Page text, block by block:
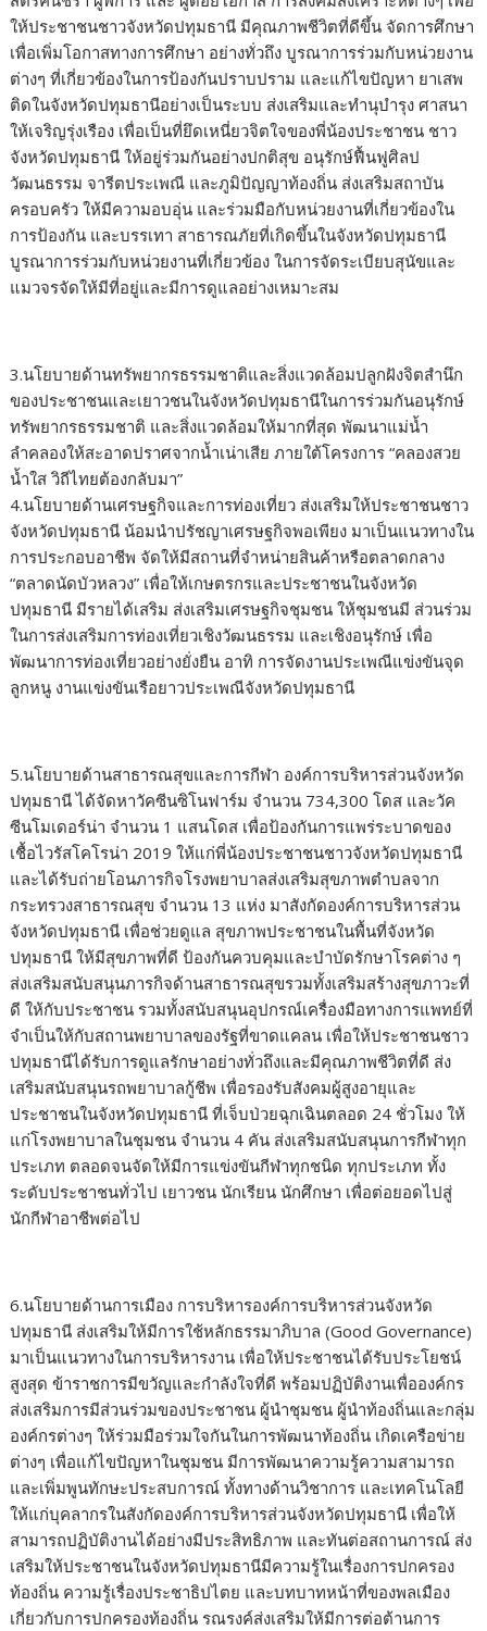
ให้ประชาชนชาวจังหวัดปทุมธานี มีคุณภาพชีวิตที่ดีขึ้น จัดการศึกษา
เพื่อเพิ่มโอกาสทางการศึกษา อย่างทั่วถึง บูรณาการร่วมกับหน่วยงาน
ต่างๆ ที่เกี่ยวข้องในการป้องกันปราบปราม และแก้ไขปัญหา ยาเสพ
ติดในจังหวัดปทุมธานีอย่างเป็นระบบ ส่งเสริมและทำนุบำรุง ศาสนา
ให้เจริญรุ่งเรือง เพื่อเป็นที่ยึดเหนี่ยวจิตใจของพี่น้องประชาชน ชาว
จังหวัดปทุมธานี ให้อยู่ร่วมกันอย่างปกติสุข อนุรักษ์ฟื้นฟูศิลป
วัฒนธรรม จารีตประเพณี และภูมิปัญญาท้องถิ่น ส่งเสริมสถาบัน
ครอบครัว ให้มีความอบอุ่น และร่วมมือกับหน่วยงานที่เกี่ยวข้องใน
การป้องกัน และบรรเทา สาธารณภัยที่เกิดขึ้นในจังหวัดปทุมธานี
บูรณาการร่วมกับหน่วยงานที่เกี่ยวข้อง ในการจัดระเบียบสุนัขและ
แมวจรจัดให้มีที่อยู่และมีการดูแลอย่างเหมาะสม
3.นโยบายด้านทรัพยากรธรรมชาติและสิ่งแวดล้อมปลูกฝังจิตสำนึก
ของประชาชนและเยาวชนในจังหวัดปทุมธานีในการร่วมกันอนุรักษ์
ทรัพยากรธรรมชาติ และสิ่งแวดล้อมให้มากที่สุด พัฒนาแม่น้ำ
ลำคลองให้สะอาดปราศจากน้ำเน่าเสีย ภายใต้โครงการ “คลองสวย
น้ำใส วิถีไทยต้องกลับมา”
4.นโยบายด้านเศรษฐกิจและการท่องเที่ยว ส่งเสริมให้ประชาชนชาว
จังหวัดปทุมธานี น้อมนำปรัชญาเศรษฐกิจพอเพียง มาเป็นแนวทางใน
การประกอบอาชีพ จัดให้มีสถานที่จำหน่ายสินค้าหรือตลาดกลาง
“ตลาดนัดบัวหลวง” เพื่อให้เกษตรกรและประชาชนในจังหวัด
ปทุมธานี มีรายได้เสริม ส่งเสริมเศรษฐกิจชุมชน ให้ชุมชนมี ส่วนร่วม
ในการส่งเสริมการท่องเที่ยวเชิงวัฒนธรรม และเชิงอนุรักษ์ เพื่อ
พัฒนาการท่องเที่ยวอย่างยั่งยืน อาทิ การจัดงานประเพณีแข่งขันจุด
ลูกหนู งานแข่งขันเรือยาวประเพณีจังหวัดปทุมธานี
5.นโยบายด้านสาธารณสุขและการกีฬา องค์การบริหารส่วนจังหวัด
ปทุมธานี ได้จัดหาวัคซีนซิโนฟาร์ม จำนวน 734,300 โดส และวัค
ซีนโมเดอร์น่า จำนวน 1 แสนโดส เพื่อป้องกันการแพร่ระบาดของ
เชื้อไวรัสโคโรน่า 2019 ให้แก่พี่น้องประชาชนชาวจังหวัดปทุมธานี
และได้รับถ่ายโอนภารกิจโรงพยาบาลส่งเสริมสุขภาพตำบลจาก
กระทรวงสาธารณสุข จำนวน 13 แห่ง มาสังกัดองค์การบริหารส่วน
จังหวัดปทุมธานี เพื่อช่วยดูแล สุขภาพประชาชนในพื้นที่จังหวัด
ปทุมธานี ให้มีสุขภาพที่ดี ป้องกันควบคุมและบำบัดรักษาโรคต่าง ๆ
ส่งเสริมสนับสนุนภารกิจด้านสาธารณสุขรวมทั้งเสริมสร้างสุขภาวะที่
ดี ให้กับประชาชน รวมทั้งสนับสนุนอุปกรณ์เครื่องมือทางการแพทย์ที่
จำเป็นให้กับสถานพยาบาลของรัฐที่ขาดแคลน เพื่อให้ประชาชนชาว
ปทุมธานีได้รับการดูแลรักษาอย่างทั่วถึงและมีคุณภาพชีวิตที่ดี ส่ง
เสริมสนับสนุนรถพยาบาลกู้ชีพ เพื่อรองรับสังคมผู้สูงอายุและ
ประชาชนในจังหวัดปทุมธานี ที่เจ็บป่วยฉุกเฉินตลอด 24 ชั่วโมง ให้
แก่โรงพยาบาลในชุมชน จำนวน 4 คัน ส่งเสริมสนับสนุนการกีฬาทุก
ประเภท ตลอดจนจัดให้มีการแข่งขันกีฬาทุกชนิด ทุกประเภท ทั้ง
ระดับประชาชนทั่วไป เยาวชน นักเรียน นักศึกษา เพื่อต่อยอดไปสู่
นักกีฬาอาชีพต่อไป
6.นโยบายด้านการเมือง การบริหารองค์การบริหารส่วนจังหวัด
ปทุมธานี ส่งเสริมให้มีการใช้หลักธรรมาภิบาล (Good Governance)
มาเป็นแนวทางในการบริหารงาน เพื่อให้ประชาชนได้รับประโยชน์
สูงสุด ข้าราชการมีขวัญและกำลังใจที่ดี พร้อมปฏิบัติงานเพื่อองค์กร
ส่งเสริมการมีส่วนร่วมของประชาชน ผู้นำชุมชน ผู้นำท้องถิ่นและกลุ่ม
องค์กรต่างๆ ให้ร่วมมือร่วมใจกันในการพัฒนาท้องถิ่น เกิดเครือข่าย
ต่างๆ เพื่อแก้ไขปัญหาในชุมชน มีการพัฒนาความรู้ความสามารถ
และเพิ่มพูนทักษะประสบการณ์ ทั้งทางด้านวิชาการ และเทคโนโลยี
ให้แก่บุคลากรในสังกัดองค์การบริหารส่วนจังหวัดปทุมธานี เพื่อให้
สามารถปฏิบัติงานได้อย่างมีประสิทธิภาพ และทันต่อสถานการณ์ ส่ง
เสริมให้ประชาชนในจังหวัดปทุมธานีมีความรู้ในเรื่องการปกครอง
ท้องถิ่น ความรู้เรื่องประชาธิปไตย และบทบาทหน้าที่ของพลเมือง
เกี่ยวกับการปกครองท้องถิ่น รณรงค์ส่งเสริมให้มีการต่อต้านการ